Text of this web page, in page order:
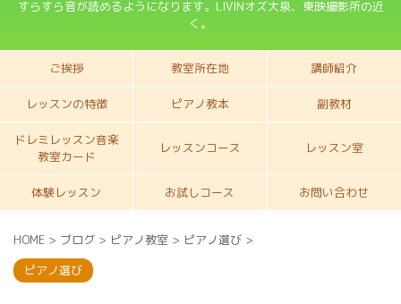
すらすら音が読めるようになります。LIVINオズ大泉、東映撮影所の近
く。
ご挨拶 教室所在地 講師紹介
レッスンの特徴 ピアノ教本 副教材
ドレミレッスン音楽
教室カード
レッスンコース レッスン室
体験レッスン お試しコース お問い合わせ
HOME > ブログ > ピアノ教室 > ピアノ選び >
ピアノ選び